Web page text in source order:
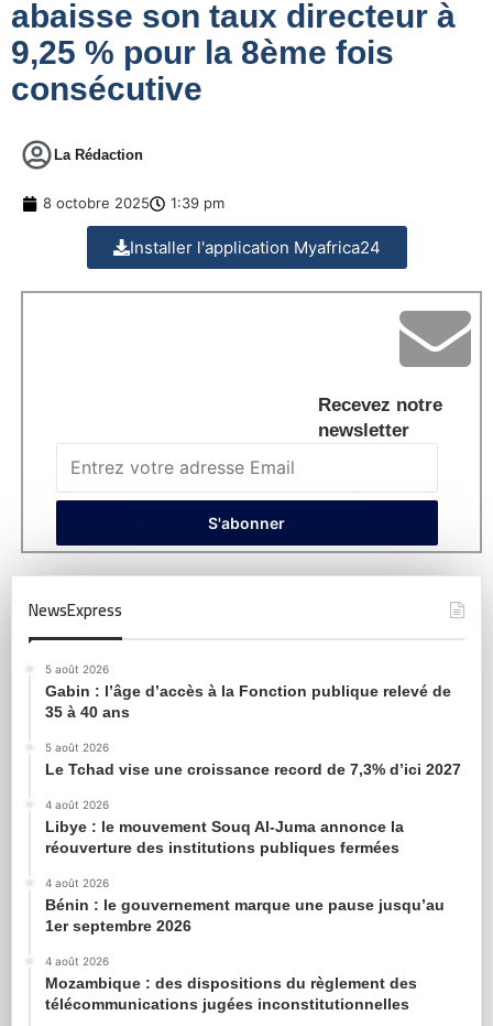
abaisse son taux directeur à
9,25 % pour la 8ème fois
consécutive
La Rédaction
8 octobre 2025 1:39 pm
Installer l'application Myafrica24
Recevez notre
newsletter
NewsExpress
5 août 2026
Gabin : l’âge d’accès à la Fonction publique relevé de
35 à 40 ans
5 août 2026
Le Tchad vise une croissance record de 7,3% d’ici 2027
4 août 2026
Libye : le mouvement Souq Al-Juma annonce la
réouverture des institutions publiques fermées
4 août 2026
Bénin : le gouvernement marque une pause jusqu’au
1er septembre 2026
4 août 2026
Mozambique : des dispositions du règlement des
télécommunications jugées inconstitutionnelles